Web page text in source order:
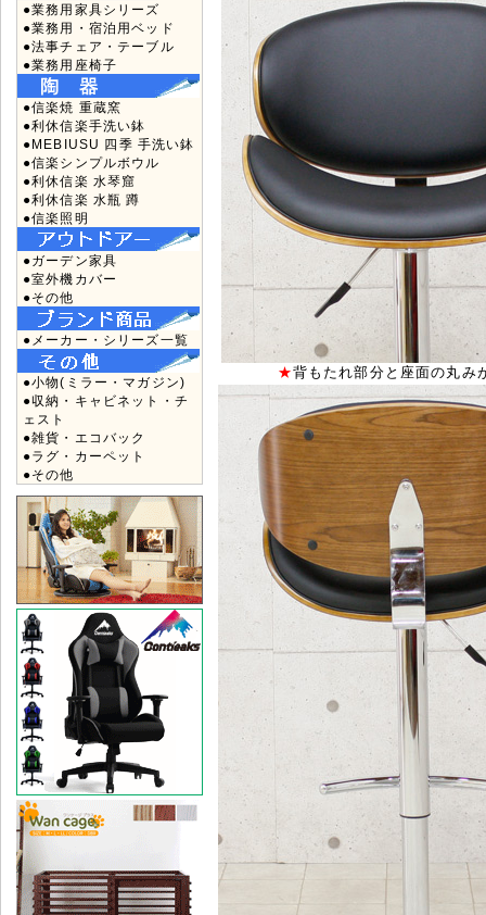
●業務用家具シリーズ
●業務用・宿泊用ベッド
●法事チェア・テーブル
●業務用座椅子
●信楽焼 重蔵窯
●利休信楽手洗い鉢
●MEBIUSU 四季 手洗い鉢
●信楽シンプルボウル
●利休信楽 水琴窟
●利休信楽 水瓶 蹲
●信楽照明
●ガーデン家具
●室外機カバー
●その他
●メーカー・シリーズ一覧
●小物(ミラー・マガジン)
●収納・キャビネット・チ
ェスト
●雑貨・エコバック
●ラグ・カーペット
●その他
★背もたれ部分と座面の丸み